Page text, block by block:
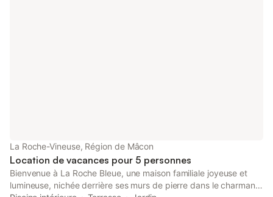
La Roche-Vineuse, Région de Mâcon
Location de vacances pour 5 personnes
Bienvenue à La Roche Bleue, une maison familiale joyeuse et
lumineuse, nichée derrière ses murs de pierre dans le charmant